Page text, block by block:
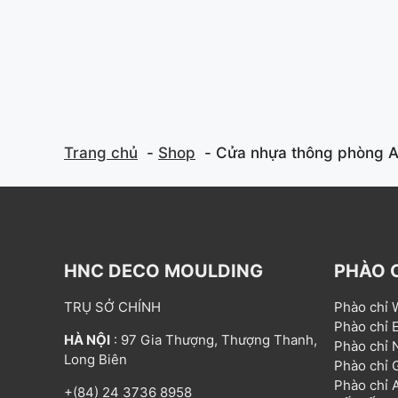
Trang chủ Shop Cửa nhựa thông phòng
HNC DECO MOULDING
TRỤ SỞ CHÍNH
HÀ NỘI : 97 Gia Thượng, Thượng Thanh,
Long Biên
+(84) 24 3736 8958
PHÀO
Phào chỉ
Phào chỉ
Phào chỉ
Phào chỉ
Phào chỉ